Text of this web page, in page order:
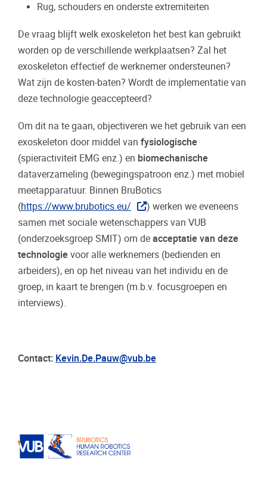
Rug, schouders en onderste extremiteiten
De vraag blijft welk exoskeleton het best kan gebruikt
worden op de verschillende werkplaatsen? Zal het
exoskeleton effectief de werknemer ondersteunen?
Wat zijn de kosten-baten? Wordt de implementatie van
deze technologie geaccepteerd?
Om dit na te gaan, objectiveren we het gebruik van een
exoskeleton door middel van fysiologische
(spieractiviteit EMG enz.) en biomechanische
dataverzameling (bewegingspatroon enz.) met mobiel
meetapparatuur. Binnen BruBotics
(https://www.brubotics.eu/
) werken we eveneens
samen met sociale wetenschappers van VUB
(onderzoeksgroep SMIT) om de acceptatie van deze
technologie voor alle werknemers (bedienden en
arbeiders), en op het niveau van het individu en de
groep, in kaart te brengen (m.b.v. focusgroepen en
interviews).
Contact: Kevin.De.Pauw@vub.be